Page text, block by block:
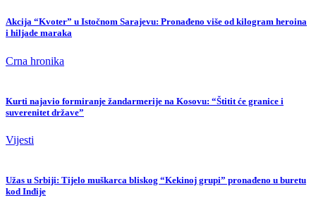
Akcija “Kvoter” u Istočnom Sarajevu: Pronađeno više od kilogram heroina
i hiljade maraka
Crna hronika
Kurti najavio formiranje žandarmerije na Kosovu: “Štitit će granice i
suverenitet države”
Vijesti
Užas u Srbiji: Tijelo muškarca bliskog “Kekinoj grupi” pronađeno u buretu
kod Inđije